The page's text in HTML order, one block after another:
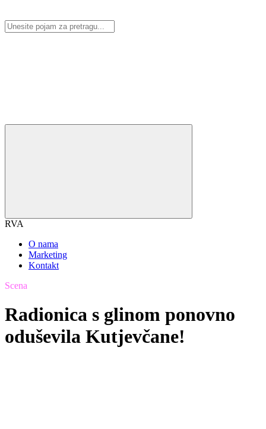
RVA
O nama
Marketing
Kontakt
Scena
Radionica s glinom ponovno
oduševila Kutjevčane!